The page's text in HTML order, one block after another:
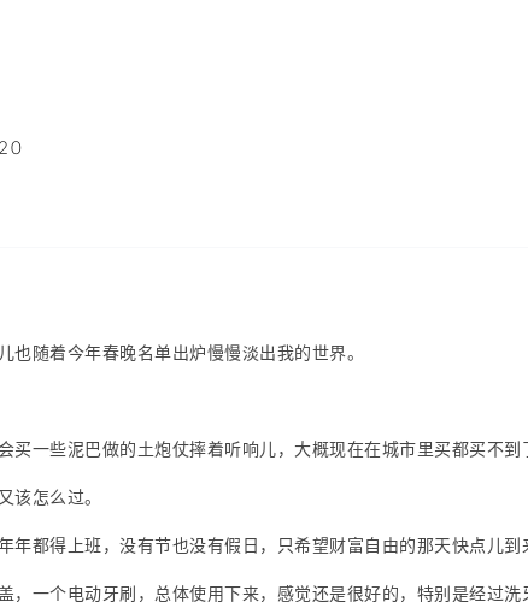
随着今年春晚名单出炉慢慢淡出我的世界。
一些泥巴做的土炮仗摔着听响儿，大概现在在城市里买都买不到
该怎么过。
都得上班，没有节也没有假日，只希望财富自由的那天快点儿到
，一个电动牙刷，总体使用下来，感觉还是很好的，特别是经过洗